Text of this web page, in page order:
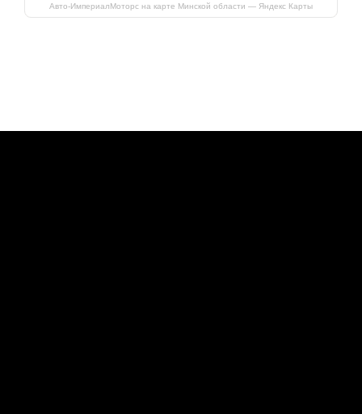
Авто-ИмпериалМоторс на карте Минской области — Яндекс Карты